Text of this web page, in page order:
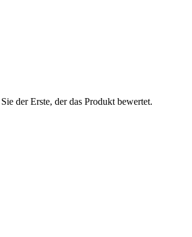
der Erste, der das Produkt bewertet.